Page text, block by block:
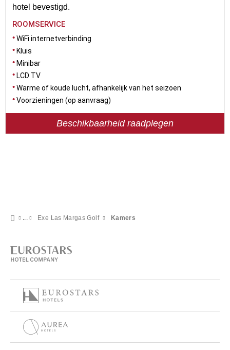
hotel bevestigd.
ROOMSERVICE
WiFi internetverbinding
Kluis
Minibar
LCD TV
Warme of koude lucht, afhankelijk van het seizoen
Voorzieningen (op aanvraag)
Beschikbaarheid raadplegen
Exe Las Margas Golf Kamers